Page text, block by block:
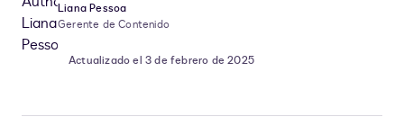
Liana Pessoa
Gerente de Contenido
Actualizado el 3 de febrero de 2025